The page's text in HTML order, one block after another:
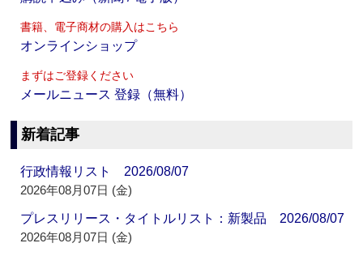
書籍、電子商材の購入はこちら
オンラインショップ
まずはご登録ください
メールニュース 登録（無料）
新着記事
行政情報リスト 2026/08/07
2026年08月07日 (金)
プレスリリース・タイトルリスト：新製品 2026/08/07
2026年08月07日 (金)